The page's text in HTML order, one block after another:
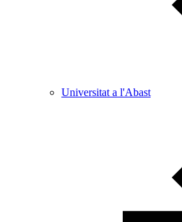
Universitat a l'Abast